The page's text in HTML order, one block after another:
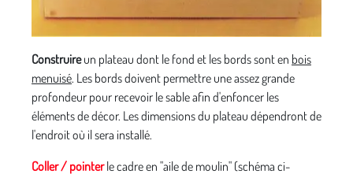
Construireun plateau dont le fond et les bords sont en bois
menuisé. Les bords doivent permettre une assez grande
profondeur pour recevoir le sable afin d'enfoncer les
éléments de décor. Les dimensions du plateau dépendront de
l'endroit où il sera installé.
Coller / pointerle cadre en "aile de moulin" (schéma ci-